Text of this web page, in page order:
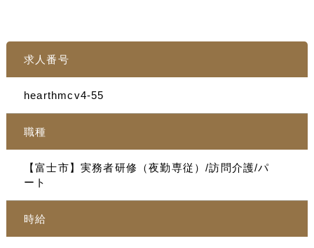
求人番号
hearthmcv4-55
職種
【富士市】実務者研修（夜勤専従）/訪問介護/パ
ート
時給